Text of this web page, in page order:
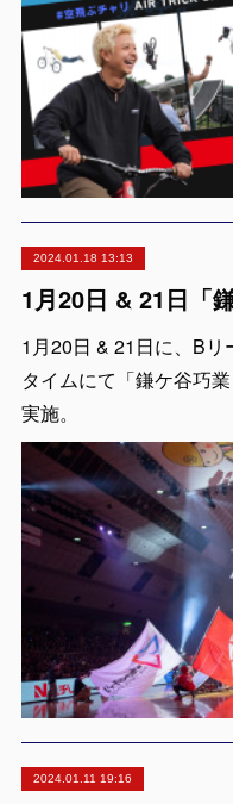
2024.01.18 13:13
1月20日 & 21日に、B
タイムにて「鎌ケ谷巧
実施。
2024.01.11 19:16